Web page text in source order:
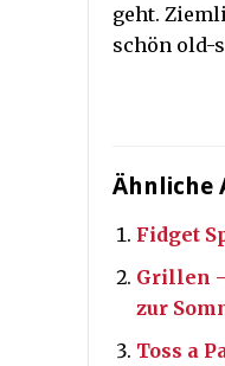
geht.
schön old-
Ähnliche
Fidget
Grillen
zur
Toss a